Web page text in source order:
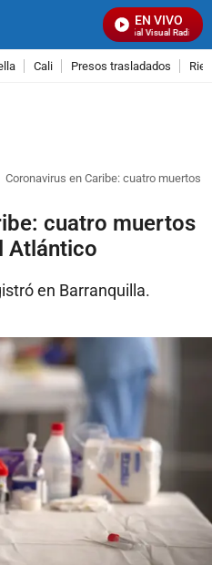
EN VIVO
Señal Visual Radio
Cali Presos trasladados
Coronavirus en Caribe: cuatro muertos
cuatro muertos
Atlántico
en Barranquilla.